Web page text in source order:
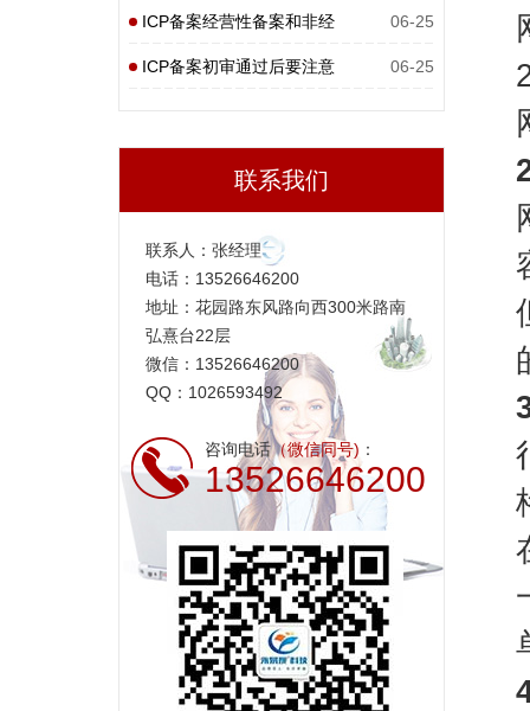
ICP备案经营性备案和非经
营性
06-25
ICP备案初审通过后要注意 06-25
联系我们
联系人：张经理
电话：13526646200
地址：花园路东风路向西300米路南
弘熹台22层
微信：13526646200
QQ：1026593492
咨询电话（微信同号) ：
13526646200